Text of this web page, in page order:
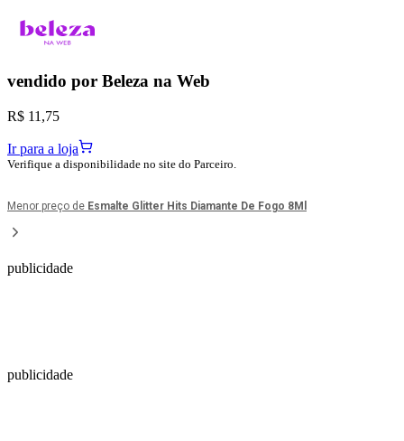
vendido por Beleza na Web
R$ 11,75
Ir para a loja
Verifique a disponibilidade no site do Parceiro.
Menor preço de Esmalte Glitter Hits Diamante De Fogo 8Ml
publicidade
publicidade